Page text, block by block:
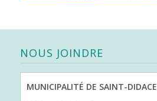
NOUS JOINDRE
MUNICIPALITÉ DE SAINT-DIDACE